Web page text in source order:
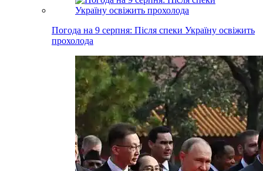
Погода на 9 серпня: Після спеки Україну освіжить
прохолода